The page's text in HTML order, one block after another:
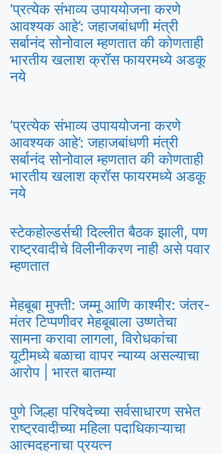
‘प्रत्येक संभाव्य उपाययोजना करणे
आवश्यक आहे’: जहाजबांधणी मंत्री
सर्बानंद सोनोवाल म्हणतात की कोणताही
भारतीय खलाश क्रॉस फायरमध्ये अडकू
नये
‘प्रत्येक संभाव्य उपाययोजना करणे
आवश्यक आहे’: जहाजबांधणी मंत्री
सर्बानंद सोनोवाल म्हणतात की कोणताही
भारतीय खलाश क्रॉस फायरमध्ये अडकू
नये
स्टेकहोल्डर्सची दिल्लीत बैठक झाली, पण
राष्ट्रवादीचे विलीनीकरण नाही असे पवार
म्हणतात
मेहबूबा मुफ्ती: जम्मू आणि काश्मीर: जंतर-
मंतर टिप्पणीवर मेहबूबाला उष्णतेचा
सामना करावा लागला, विरोधकांचा
यूटीमध्ये बळाचा वापर न्याय्य असल्याचा
आरोप | भारत बातम्या
पुणे जिल्हा परिषदेच्या सर्वसाधारण सभेत
राष्ट्रवादीच्या महिला पदाधिकाऱ्याचा
आत्मदहनाचा प्रयत्न